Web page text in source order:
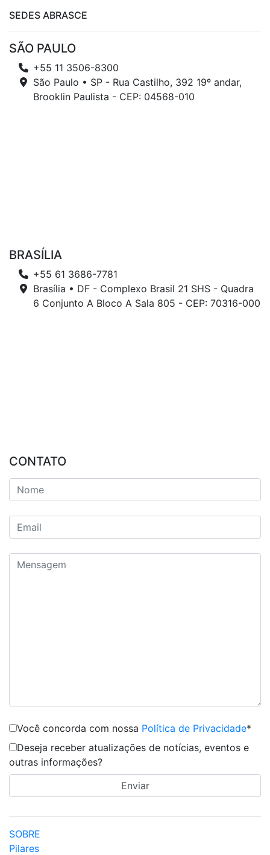
SEDES ABRASCE
SÃO PAULO
+55 11 3506-8300
São Paulo • SP - Rua Castilho, 392 19º andar,
Brooklin Paulista - CEP: 04568-010
BRASÍLIA
+55 61 3686-7781
Brasília • DF - Complexo Brasil 21 SHS - Quadra
6 Conjunto A Bloco A Sala 805 - CEP: 70316-000
CONTATO
Você concorda com nossa Política de Privacidade*
Deseja receber atualizações de notícias, eventos e
outras informações?
SOBRE
Pilares